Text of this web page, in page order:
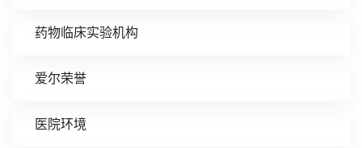
药物临床实验机构
爱尔荣誉
医院环境